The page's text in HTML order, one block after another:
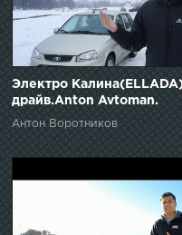
Электро
драйв.Anton Avtoman.
Антон Воротников